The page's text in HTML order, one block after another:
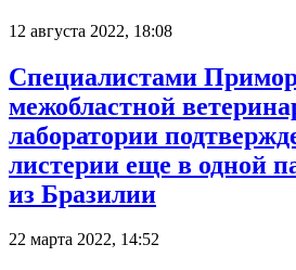
12 августа 2022, 18:08
Специалистами
межобластной
лаборатории
листерии еще в одной
из Бразилии
22 марта 2022, 14:52